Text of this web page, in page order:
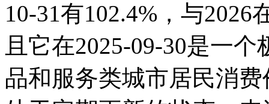
10-31有102.4%，与
且它在2025-09-30是一
品和服务类城市居民消